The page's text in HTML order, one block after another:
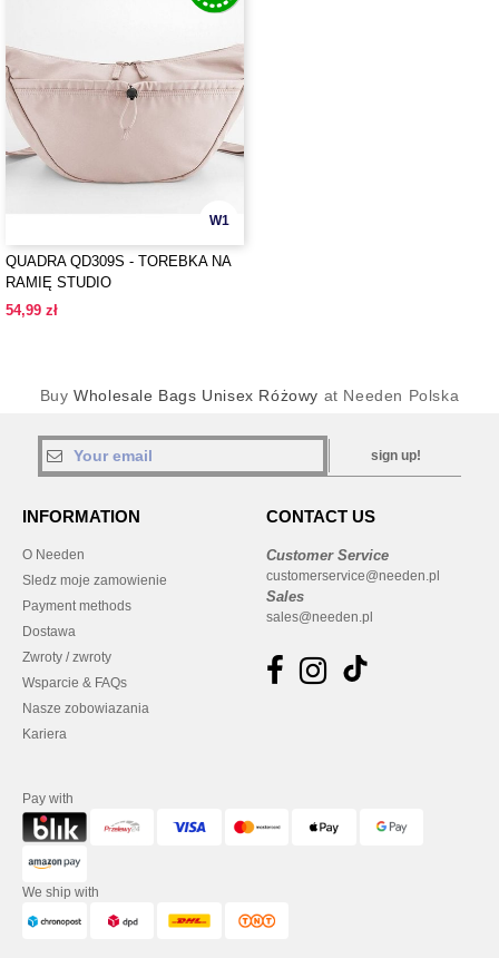
W1
QUADRA QD309S - TOREBKA NA
RAMIĘ STUDIO
54,99 zł
BuyWholesale Bags Unisex Różowy at Needen Polska
sign up!
INFORMATION
O Needen
Sledz moje zamowienie
Payment methods
Dostawa
Zwroty / zwroty
Wsparcie & FAQs
Nasze zobowiazania
Kariera
CONTACT US
Customer Service
customerservice@needen.pl
Sales
sales@needen.pl
Pay with
We ship with